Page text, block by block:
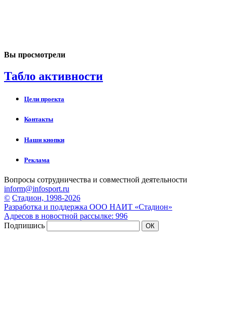
Вы просмотрели
Табло активности
Цели проекта
Контакты
Наши кнопки
Реклама
Вопросы сотрудничества и совместной деятельности
inform@infosport.ru
© Стадион, 1998-2026
Разработка и поддержка ООО НАИТ «Стадион»
Адресов в новостной рассылке: 996
Подпишись